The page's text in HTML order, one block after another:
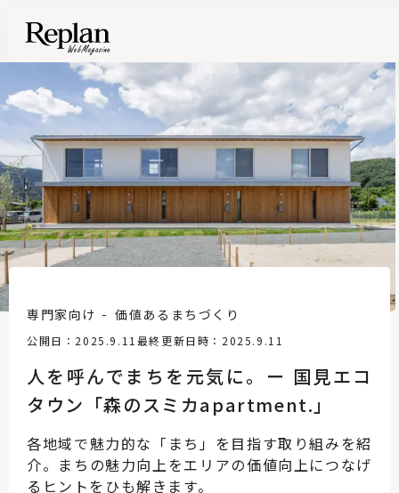
人を呼んでまちを元気に。ー 国見エコ
タウン「森のスミカapartment.」
公開日：2025.9.11 最終更新日時：2025.9.11
専門家向け 価値あるまちづくり
各地域で魅力的な「まち」を目指す取り組みを紹
介。まちの魅力向上をエリアの価値向上につなげ
るヒントをひも解きます。